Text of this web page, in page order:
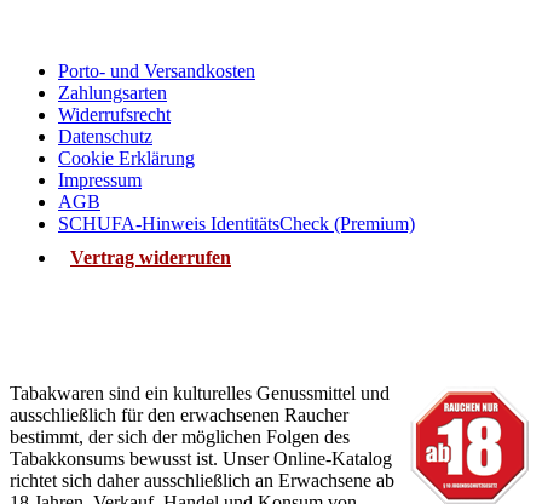
Porto- und Versandkosten
Zahlungsarten
Widerrufsrecht
Datenschutz
Cookie Erklärung
Impressum
AGB
SCHUFA-Hinweis IdentitätsCheck (Premium)
Vertrag widerrufen
Tabakwaren sind ein kulturelles Genussmittel und
ausschließlich für den erwachsenen Raucher
bestimmt, der sich der möglichen Folgen des
Tabakkonsums bewusst ist. Unser Online-Katalog
richtet sich daher ausschließlich an Erwachsene ab